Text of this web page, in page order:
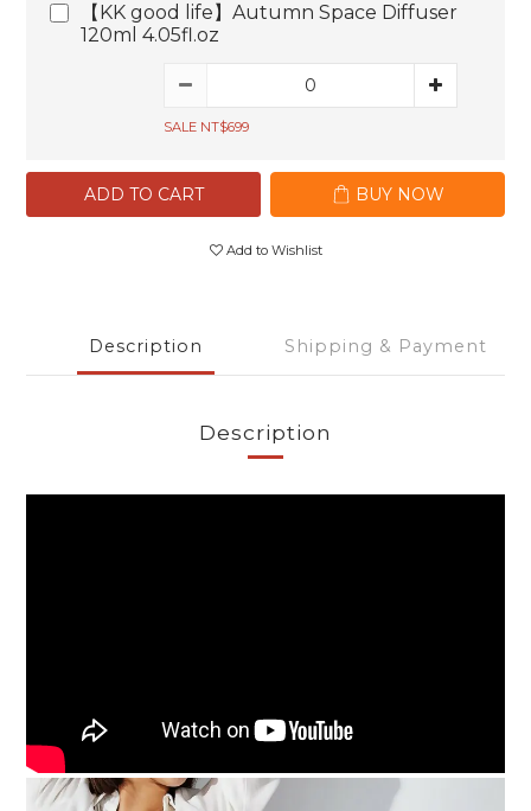
【KK good life】Autumn Space Diffuser
120ml 4.05fl.oz
SALE NT$699
ADD TO CART BUY NOW
Add to Wishlist
Description Shipping & Payment
Description